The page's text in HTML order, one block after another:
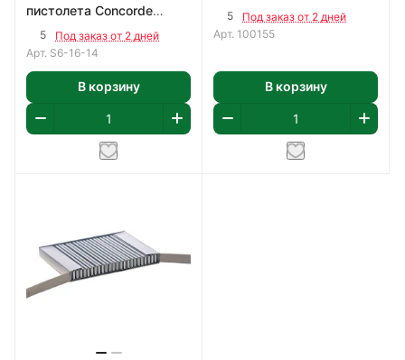
пистолета Concorde
12,9*14 мм 5000 шт.
5
Под заказ от 2 дней
Арт. S6-16-14
В корзину
5
Под заказ от 2 дней
Арт. 100155
В корзину